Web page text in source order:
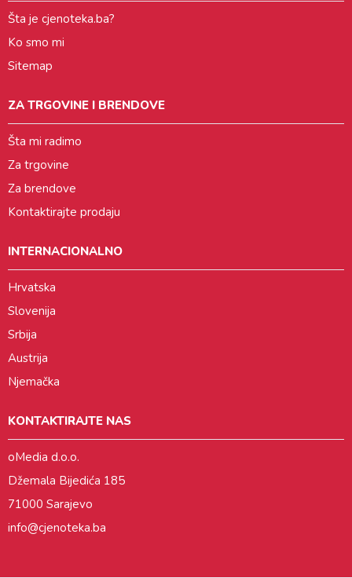
Šta je cjenoteka.ba?
Ko smo mi
Sitemap
ZA TRGOVINE I BRENDOVE
Šta mi radimo
Za trgovine
Za brendove
Kontaktirajte prodaju
INTERNACIONALNO
Hrvatska
Slovenija
Srbija
Austrija
Njemačka
KONTAKTIRAJTE NAS
oMedia d.o.o.
Džemala Bijedića 185
71000 Sarajevo
info@cjenoteka.ba